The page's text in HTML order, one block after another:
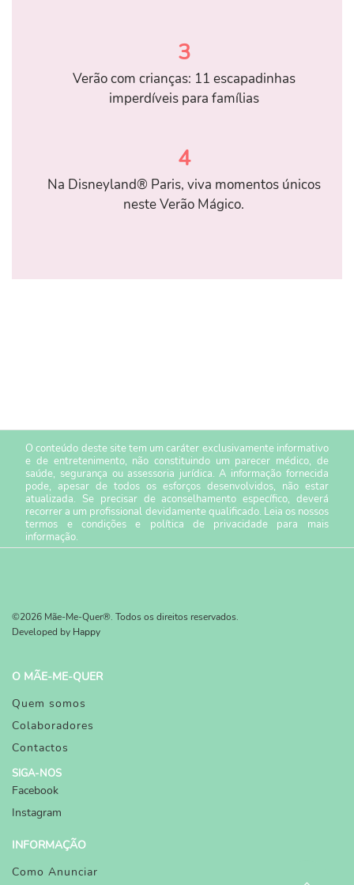
3
Verão com crianças: 11 escapadinhas
imperdíveis para famílias
4
Na Disneyland® Paris, viva momentos únicos
neste Verão Mágico.
O conteúdo deste site tem um caráter exclusivamente informativo
e de entretenimento, não constituindo um parecer médico, de
saúde, segurança ou assessoria jurídica. A informação fornecida
pode, apesar de todos os esforços desenvolvidos, não estar
atualizada. Se precisar de aconselhamento específico, deverá
recorrer a um profissional devidamente qualificado. Leia os nossos
termos e condiçõese política de privacidade para mais
informação.
©2026 Mãe-Me-Quer®. Todos os direitos reservados.
Developed by Happy
O MÃE-ME-QUER
Quem somos
Colaboradores
Contactos
SIGA-NOS
Facebook
Instagram
INFORMAÇÃO
Como Anunciar